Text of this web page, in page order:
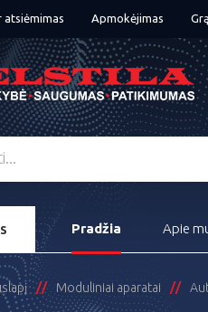
atsiėmimas Apmokėjimas
Pradžia Apie
Moduliniai aparatai